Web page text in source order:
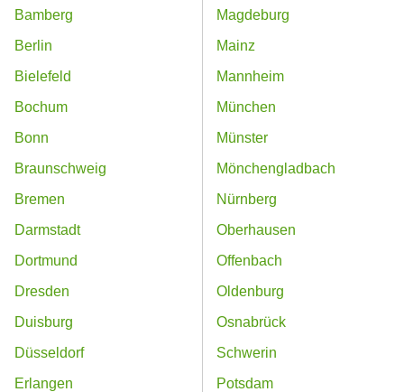
Bamberg
Berlin
Bielefeld
Bochum
Bonn
Braunschweig
Bremen
Darmstadt
Dortmund
Dresden
Duisburg
Düsseldorf
Erlangen
Magdeburg
Mainz
Mannheim
München
Münster
Mönchengladbach
Nürnberg
Oberhausen
Offenbach
Oldenburg
Osnabrück
Schwerin
Potsdam